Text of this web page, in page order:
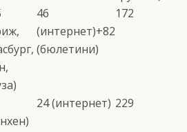
46
(интернет)+82
(бюлетини)
172
24 (интернет) 229